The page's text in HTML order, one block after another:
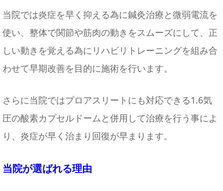
当院では炎症を早く抑える為に鍼灸治療と微弱電流を
使い、整体で関節や筋肉の動きをスムーズにして、正
しい動きを覚える為にリハビリトレーニングを組み合
わせて早期改善を目的に施術を行います。
さらに当院ではプロアスリートにも対応できる1.6気
圧の酸素カプセルドームと併用して治療を行う事によ
り、炎症が早く治まり回復が早まります。
当院が選ばれる理由